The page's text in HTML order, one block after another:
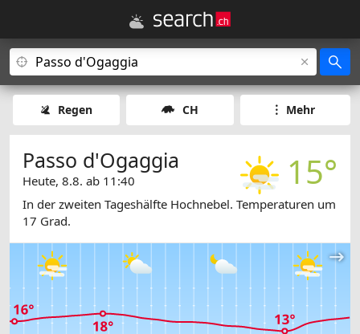
Regen CH Mehr
15°
Passo d'Ogaggia
Heute, 8.8. ab 11:40
In der zweiten Tageshälfte Hochnebel. Temperaturen um
17 Grad.